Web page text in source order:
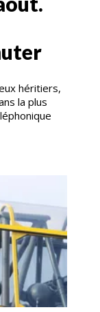
héritiers,
la plus